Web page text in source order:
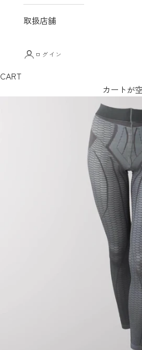
取扱店舗
ログイン
CART
カートが